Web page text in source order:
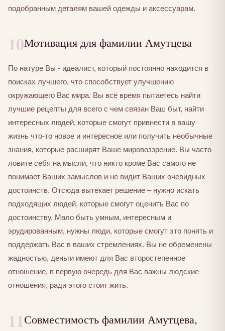
подобранным деталям вашей одежды и аксессуарам.
10Мотивация для фамилии Амутцева
По натуре Вы - идеалист, который постоянно находится в
поисках лучшего, что способствует улучшению
окружающего Вас мира. Вы всё время пытаетесь найти
лучшие рецепты для всего с чем связан Ваш быт, найти
интересных людей, которые смогут привнести в вашу
жизнь что-то новое и интересное или получить необычные
знания, которые расширят Ваше мировоззрение. Вы часто
ловите себя на мысли, что никто кроме Вас самого не
понимает Ваших замыслов и не видит Ваших очевидных
достоинств. Отсюда вытекает решение – нужно искать
подходящих людей, которые смогут оценить Вас по
достоинству. Мало быть умным, интересным и
эрудированным, нужны люди, которые смогут это понять и
поддержать Вас в ваших стремлениях. Вы не обременены
жадностью, деньги имеют для Вас второстепенное
отношение, в первую очередь для Вас важны людские
отношения, ради этого стоит жить.
11Совместимость фамилии Амутцева,